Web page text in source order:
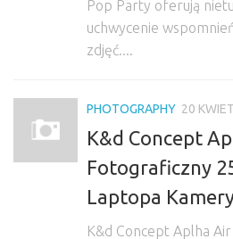
Pop Party oferują
uchwycenie
zdjęć....
PHOTOGRAPHY 20
K&d Concept
Fotograficzny
Laptopa
K&d Concept Aplha